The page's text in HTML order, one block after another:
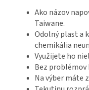
Ako názov
Taiwane.
Odolný plast a
chemikália
Využijete ho
Bez problémov
Na výber máte